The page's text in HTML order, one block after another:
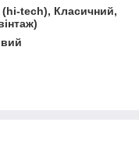
(hi-tech), Класичний,